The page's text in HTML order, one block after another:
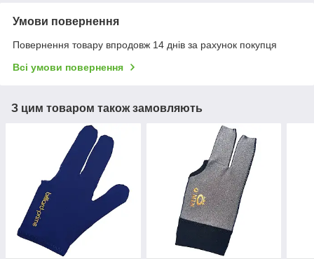
Умови повернення
Повернення товару впродовж 14 днів за рахунок покупця
Всі умови повернення
З цим товаром також замовляють